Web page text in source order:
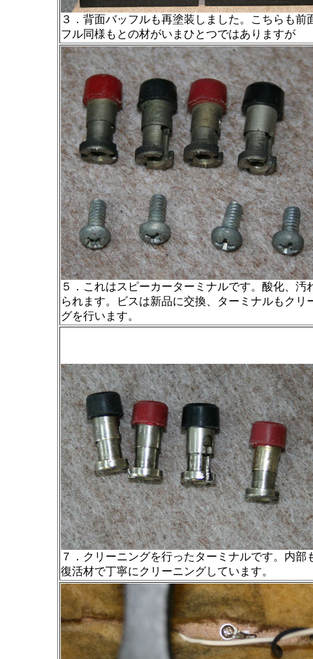
３．背面バッフルも再塗装しました。こちらも前
フル同様もとの材がいまひとつではありますが
５．これはスピーカーターミナルです。酸化、汚
られます。ビスは新品に交換、ターミナルもクリ
グを行います。
７．クリーニングを行ったターミナルです。内部
復活材で丁寧にクリーニングしています。